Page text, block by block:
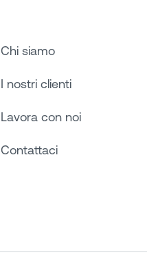
Chi siamo
I nostri clienti
Lavora con noi
Contattaci